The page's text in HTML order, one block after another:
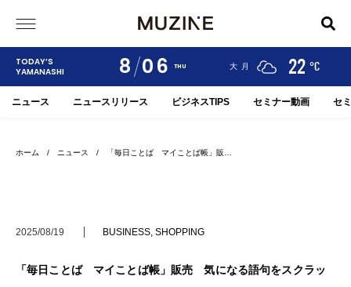
TODAY’S
YAMANASHI
8 06 THU
甲府 河口湖 大月 22 °C
ニュース ニュースリリース ビジネスTIPS セミナー動画 セ
ホーム / ニュース / 「毎日ことば マイことば帳」販…
2025/08/19 BUSINESS, SHOPPING
「毎日ことば マイことば帳」販売 気になる語句をスクラッ